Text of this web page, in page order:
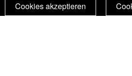
Cookies akzeptieren